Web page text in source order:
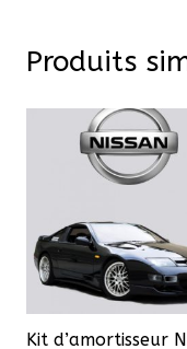
Produits
Kit d’amortisseur